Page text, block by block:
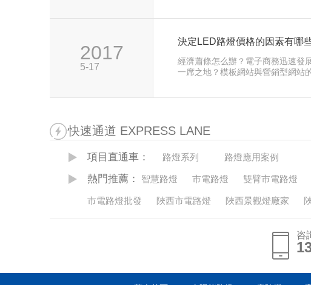
2017
5-17
決定LED路燈價格的因素有哪
經濟蕭條怎么辦？電子商務迅速發
一席之地？模板網站與營銷型網站
快速通道 EXPRESS LANE
項目直通車： 路燈系列 路燈應用案例
熱門推薦： 智慧路燈 市電路燈 雙臂市電路燈
市電路燈批發 陜西市電路燈 陜西景觀燈廠家
咨